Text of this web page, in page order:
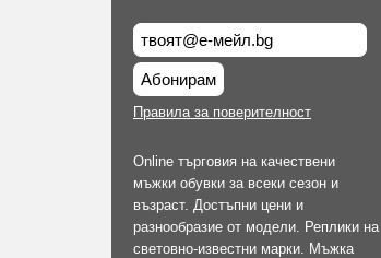
Абонирам
Правила за поверителност
Online търговия на качествени
мъжки обувки за всеки сезон и
възраст. Достъпни цени и
разнообразие от модели. Реплики на
световно-известни марки. Мъжка